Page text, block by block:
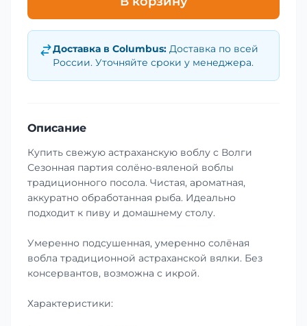
Доставка в Columbus: Доставка по всей
России. Уточняйте сроки у менеджера.
Описание
Купить свежую астраханскую воблу с Волги
Сезонная партия солёно-вяленой воблы
традиционного посола. Чистая, ароматная,
аккуратно обработанная рыба. Идеально
подходит к пиву и домашнему столу.
Умеренно подсушенная, умеренно солёная
вобла традиционной астраханской вялки. Без
консервантов, возможна с икрой.
Характеристики: